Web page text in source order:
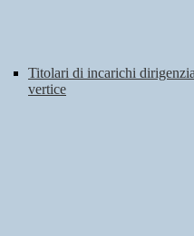
Titolari di incarichi
vertice